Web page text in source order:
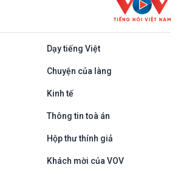
Dạy tiếng Việt
Chuyện của làng
Kinh tế
Thông tin toà án
Hộp thư thính giả
Khách mời của VOV